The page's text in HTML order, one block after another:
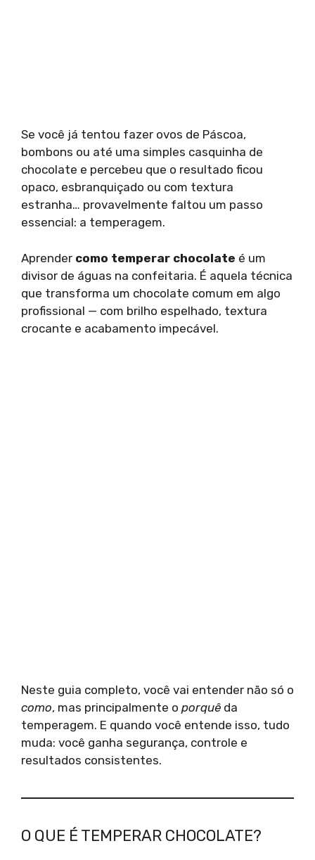
Se você já tentou fazer ovos de Páscoa,
bombons ou até uma simples casquinha de
chocolate e percebeu que o resultado ficou
opaco, esbranquiçado ou com textura
estranha… provavelmente faltou um passo
essencial: a temperagem.
Aprender como temperar chocolate é um
divisor de águas na confeitaria. É aquela técnica
que transforma um chocolate comum em algo
profissional — com brilho espelhado, textura
crocante e acabamento impecável.
Neste guia completo, você vai entender não só o
como, mas principalmente o porquê da
temperagem. E quando você entende isso, tudo
muda: você ganha segurança, controle e
resultados consistentes.
O QUE É TEMPERAR CHOCOLATE?